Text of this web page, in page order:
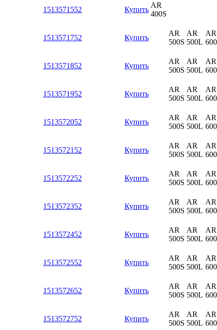
1513571552 Купить
AR
400S
1513571752 Купить
AR
500S
AR
500L
AR
1513571852 Купить
AR
500S
AR
500L
AR
1513571952 Купить
AR
500S
AR
500L
AR
1513572052 Купить
AR
500S
AR
500L
AR
1513572152 Купить
AR
500S
AR
500L
AR
1513572252 Купить
AR
500S
AR
500L
AR
1513572352 Купить
AR
500S
AR
500L
AR
1513572452 Купить
AR
500S
AR
500L
AR
1513572552 Купить
AR
500S
AR
500L
AR
1513572652 Купить
AR
500S
AR
500L
AR
1513572752 Купить
AR
500S
AR
500L
AR